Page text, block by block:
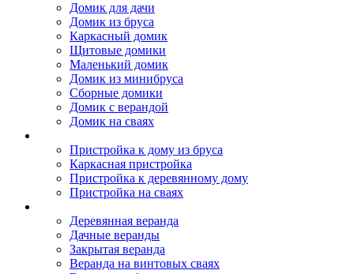
Домик для дачи
Домик из бруса
Каркасный домик
Щитовые домики
Маленький домик
Домик из минибруса
Сборные домики
Домик с верандой
Домик на сваях
Пристройка к дому из бруса
Каркасная пристройка
Пристройка к деревянному дому
Пристройка на сваях
Деревянная веранда
Дачные веранды
Закрытая веранда
Веранда на винтовых сваях